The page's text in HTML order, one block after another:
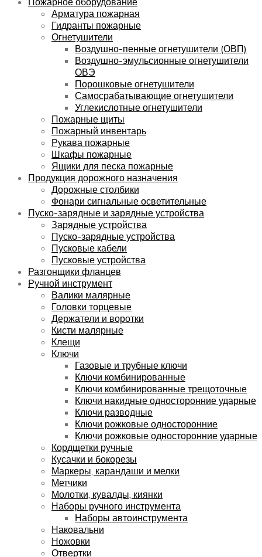
Арматура пожарная
Гидранты пожарные
Огнетушители
Воздушно-пенные огнетушители (ОВП)
Воздушно-эмульсионные огнетушители
ОВЭ
Порошковые огнетушители
Самосрабатывающие огнетушители
Углекислотные огнетушители
Пожарные щиты
Пожарный инвентарь
Рукава пожарные
Шкафы пожарные
Ящики для песка пожарные
Продукция дорожного назначения
Дорожные столбики
Фонари сигнальные осветительные
Пуско-зарядные и зарядные устройства
Зарядные устройства
Пуско-зарядные устройства
Пусковые кабели
Пусковые устройства
Разгонщики фланцев
Ручной инструмент
Валики малярные
Головки торцевые
Держатели и воротки
Кисти малярные
Клещи
Ключи
Газовые и трубные ключи
Ключи комбинированные
Ключи комбинированные трещоточные
Ключи накидные односторонние ударные
Ключи разводные
Ключи рожковые односторонние
Ключи рожковые односторонние ударные
Кордщетки ручные
Кусачки и бокорезы
Маркеры, карандаши и мелки
Метчики
Молотки, кувалды, киянки
Наборы ручного инструмента
Наборы автоинструмента
Наковальни
Ножовки
Отвертки